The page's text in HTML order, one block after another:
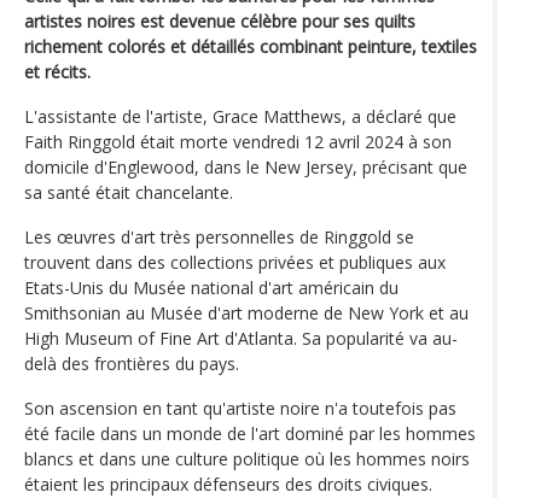
artistes noires est devenue célèbre pour ses quilts
richement colorés et détaillés combinant peinture, textiles
et récits.
L'assistante de l'artiste, Grace Matthews, a déclaré que
Faith Ringgold était morte vendredi 12 avril 2024 à son
domicile d'Englewood, dans le New Jersey, précisant que
sa santé était chancelante.
Les œuvres d'art très personnelles de Ringgold se
trouvent dans des collections privées et publiques aux
Etats-Unis du Musée national d'art américain du
Smithsonian au Musée d'art moderne de New York et au
High Museum of Fine Art d'Atlanta. Sa popularité va au-
delà des frontières du pays.
Son ascension en tant qu'artiste noire n'a toutefois pas
été facile dans un monde de l'art dominé par les hommes
blancs et dans une culture politique où les hommes noirs
étaient les principaux défenseurs des droits civiques.